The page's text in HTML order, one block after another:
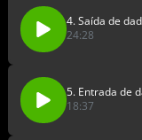
4. Saída de
24:28
5. Entrada de
18:37